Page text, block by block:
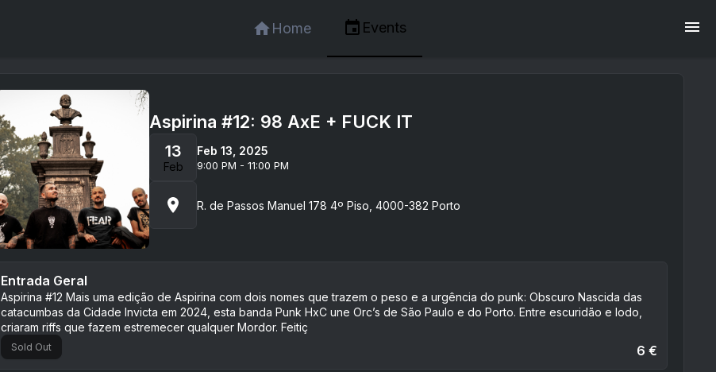
Home Events
Aspirina #12: 98 AxE + FUCK IT
13
Feb
Feb 13, 2025
9:00 PM - 11:00 PM
R. de Passos Manuel 178 4º Piso, 4000-382 Porto
Entrada Geral
Aspirina #12 Mais uma edição de Aspirina com dois nomes que trazem o peso e a urgência do punk: Obscuro Nascida das
catacumbas da Cidade Invicta em 2024, esta banda Punk HxC une Orc’s de São Paulo e do Porto. Entre escuridão e lodo,
criaram riffs que fazem estremecer qualquer Mordor. Feitiç
Sold Out 6 €